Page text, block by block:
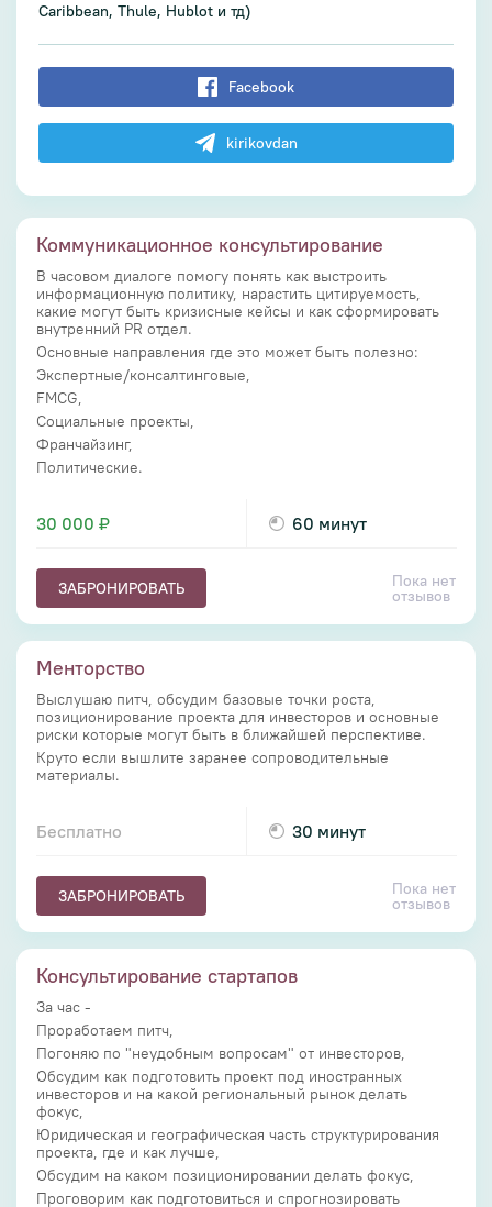
Caribbean, Thule, Hublot и тд)
Facebook
kirikovdan
Коммуникационное консультирование
В часовом диалоге помогу понять как выстроить
информационную политику, нарастить цитируемость,
какие могут быть кризисные кейсы и как сформировать
внутренний PR отдел.
Основные направления где это может быть полезно:
Экспертные/консалтинговые,
FMCG,
Социальные проекты,
Франчайзинг,
Политические.
30 000 ₽ 60 минут
ЗАБРОНИРОВАТЬ Пока нет
отзывов
Менторство
Выслушаю питч, обсудим базовые точки роста,
позиционирование проекта для инвесторов и основные
риски которые могут быть в ближайшей перспективе.
Круто если вышлите заранее сопроводительные
материалы.
Бесплатно 30 минут
ЗАБРОНИРОВАТЬ Пока нет
отзывов
Консультирование стартапов
За час -
Проработаем питч,
Погоняю по "неудобным вопросам" от инвесторов,
Обсудим как подготовить проект под иностранных
инвесторов и на какой региональный рынок делать
фокус,
Юридическая и географическая часть структурирования
проекта, где и как лучше,
Обсудим на каком позиционировании делать фокус,
Проговорим как подготовиться и спрогнозировать